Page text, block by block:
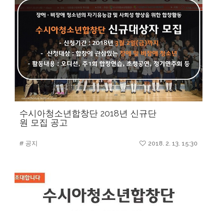
수시아청소년합창단 2018년 신규단
원 모집 공고
# 공지 2018. 2. 13. 15:30